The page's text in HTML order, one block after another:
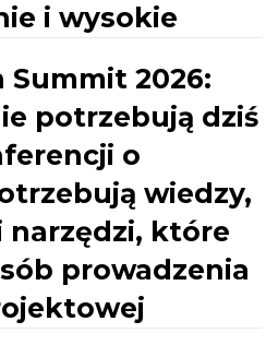
i wysokie
Summit 2026:
potrzebują dziś
o
wiedzy,
które
prowadzenia